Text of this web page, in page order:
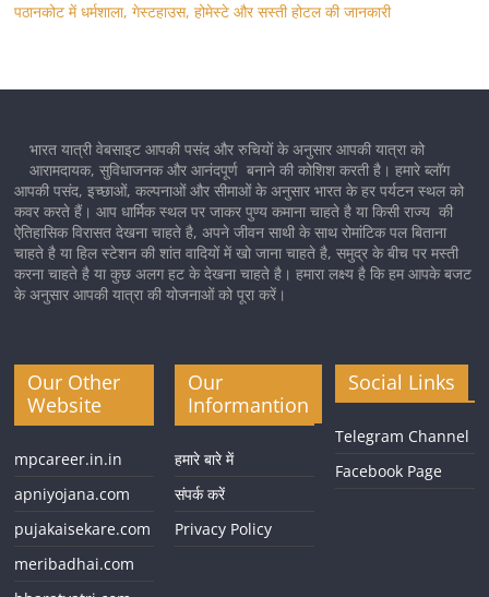
पठानकोट में धर्मशाला, गेस्टहाउस, होमेस्टे और सस्ती होटल की जानकारी
भारत यात्री वेबसाइट आपकी पसंद और रुचियों के अनुसार आपकी यात्रा को
आरामदायक, सुविधाजनक और आनंदपूर्ण बनाने की कोशिश करती है। हमारे ब्लॉग
आपकी पसंद, इच्छाओं, कल्पनाओं और सीमाओं के अनुसार भारत के हर पर्यटन स्थल को
कवर करते हैं। आप धार्मिक स्थल पर जाकर पुण्य कमाना चाहते है या किसी राज्य की
ऐतिहासिक विरासत देखना चाहते है, अपने जीवन साथी के साथ रोमांटिक पल बिताना
चाहते है या हिल स्टेशन की शांत वादियों में खो जाना चाहते है, समुद्र के बीच पर मस्ती
करना चाहते है या कुछ अलग हट के देखना चाहते है। हमारा लक्ष्य है कि हम आपके बजट
के अनुसार आपकी यात्रा की योजनाओं को पूरा करें।
Our Other
Website
mpcareer.in.in
apniyojana.com
pujakaisekare.com
meribadhai.com
Our
Informantion
हमारे बारे में
संपर्क करें
Privacy Policy
Social Links
Telegram Channel
Facebook Page